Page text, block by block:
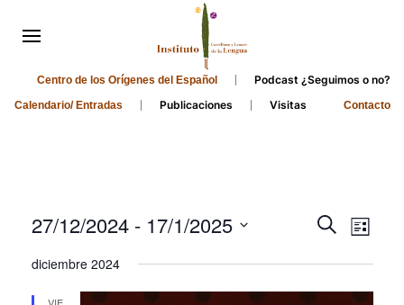
Centro de los Orígenes del Español Podcast ¿Seguimos o no?
Calendario/ Entradas Publicaciones Visitas Contacto
Events
and
Views
Search
List
27/12/2024 - 17/1/2025
date.
diciembre 2024